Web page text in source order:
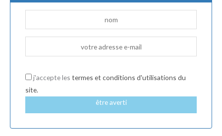
j'accepte les termes et conditions d'utilisations du
site.
être averti